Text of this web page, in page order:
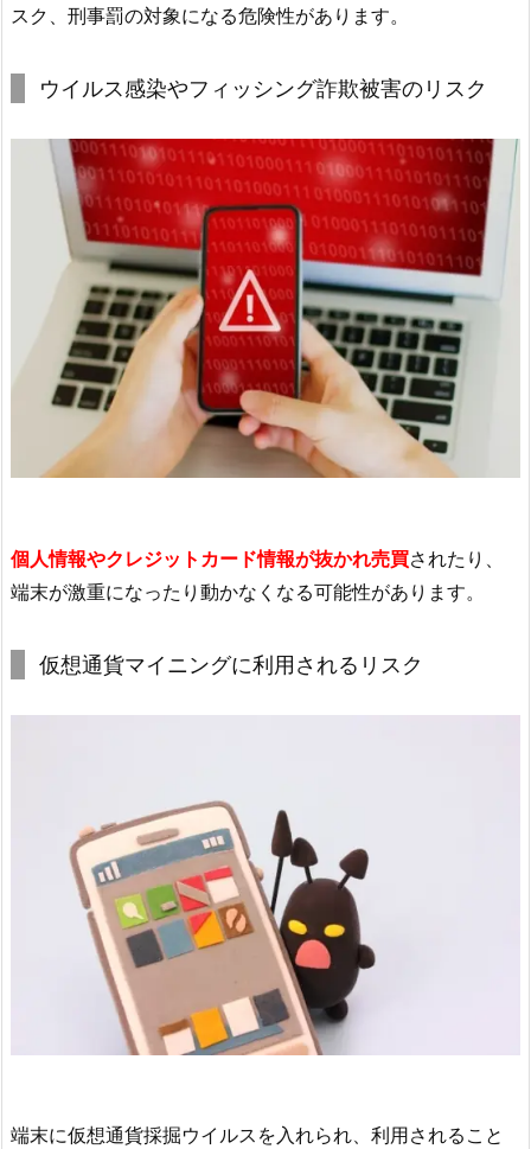
スク、刑事罰の対象になる危険性があります。
ウイルス感染やフィッシング詐欺被害のリスク
個人情報やクレジットカード情報が抜かれ売買されたり、
端末が激重になったり動かなくなる可能性があります。
仮想通貨マイニングに利用されるリスク
端末に仮想通貨採掘ウイルスを入れられ、利用されること